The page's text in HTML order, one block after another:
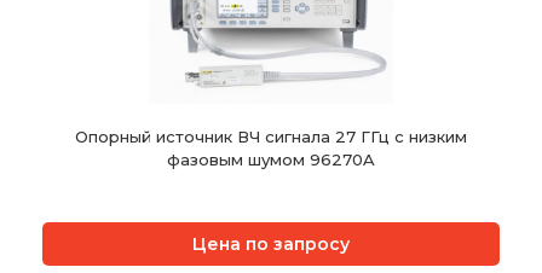
Опорный источник ВЧ сигнала 27 ГГц с низким
фазовым шумом 96270A
Цена по запросу